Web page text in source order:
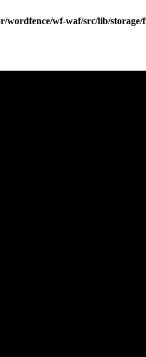
wordfence/wf-waf/src/lib/storage/